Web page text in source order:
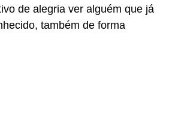
de alegria ver alguém que já
também de forma